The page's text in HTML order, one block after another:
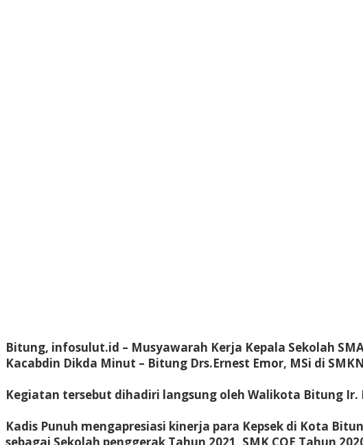
Bitung, infosulut.id – Musyawarah Kerja Kepala Sekolah
Kacabdin Dikda Minut – Bitung Drs.Ernest Emor, MSi di
Kegiatan tersebut dihadiri langsung oleh Walikota Bitung Ir.
Kadis Punuh mengapresiasi kinerja para Kepsek di Kota
sebagai Sekolah penggerak Tahun 2021, SMK COE Tahun